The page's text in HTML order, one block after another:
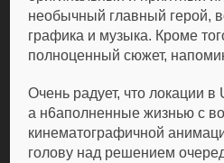
необычный главный герой,
графика и музыка. Кроме
полноценный сюжет,
Очень радует, что локации в
а н6аполненные жизнью с
кинематографичной
голову над решением